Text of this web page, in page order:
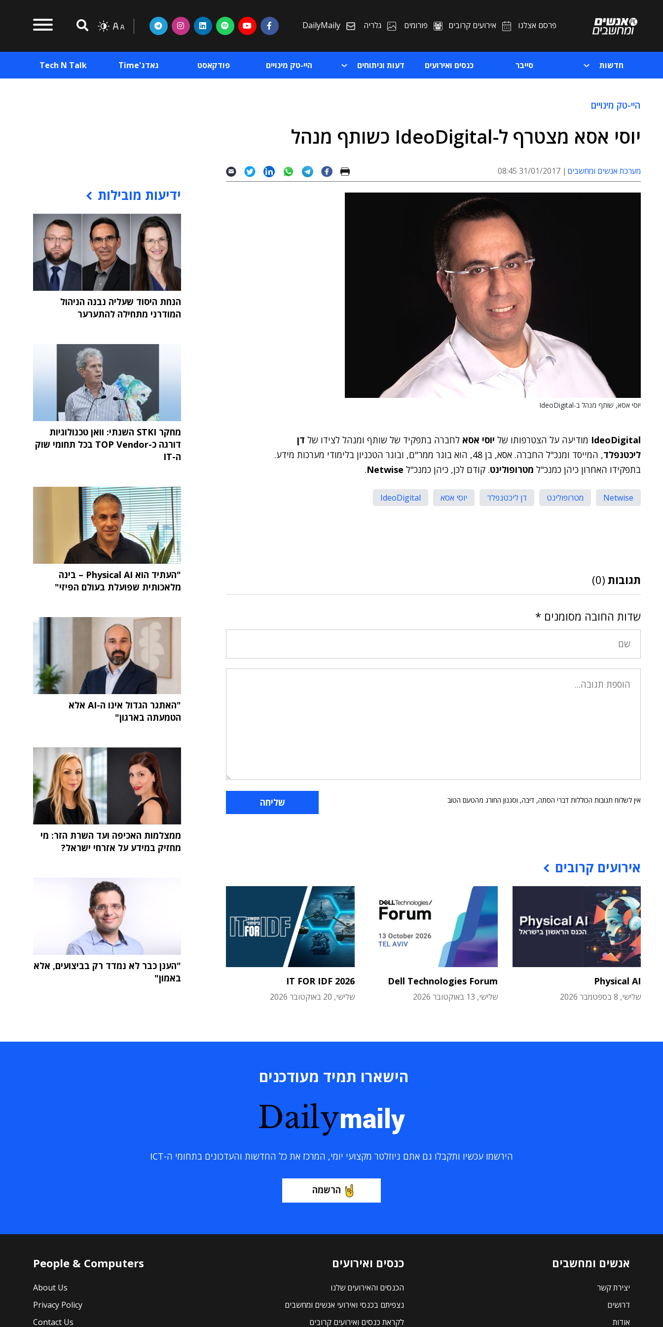
פרסם אצלנו אירועים קרובים פורומים גלריה DailyMaily
חדשות סייבר כנסים ואירועים דעות וניתוחים היי-טק מינויים פודקאסט גאדג'Time Tech N Talk
היי-טק מינויים
יוסי אסא מצטרף ל-IdeoDigital כשותף מנהל
מערכת אנשים ומחשבים 31/01/2017 08:45
יוסי אסא, שותף מנהל ב-IdeoDigital
IdeoDigital מודיעה על הצטרפותו של יוסי אסא לחברה בתפקיד של שותף ומנהל לצידו של דן
ליכטנפלד
, המייסד ומנכ"ל החברה. אסא, בן 48, הוא בוגר ממר"ם, ובוגר הטכניון בלימודי מערכות מידע.
בתפקידו האחרון כיהן כמנכ"ל מטרופולינט. קודם לכן, כיהן כמנכ"ל Netwise
.
Netwise מטרופולינט דן ליכטנפלד יוסי אסא IdeoDigital
תגובות (0)
שדות החובה מסומנים *
אין לשלוח תגובות הכוללות דברי הסתה, דיבה, וסגנון החורג מהטעם הטוב
אירועים קרובים
Physical AI
שלישי, 8 בספטמבר 2026
Dell Technologies Forum
שלישי, 13 באוקטובר 2026
IT FOR IDF 2026
שלישי, 20 באוקטובר 2026
ידיעות מובילות
הנחת היסוד שעליה נבנה הניהול
המודרני מתחילה להתערער
מחקר STKI השנתי: וואן טכנולוגיות
דורגה כ-TOP Vendor בכל תחומי שוק
ה-IT
"העתיד הוא Physical AI – בינה
מלאכותית שפועלת בעולם הפיזי"
"האתגר הגדול אינו ה-AI אלא
הטמעתה בארגון"
ממצלמות האכיפה ועד השרת הזר: מי
מחזיק במידע על אזרחי ישראל?
"הענן כבר לא נמדד רק בביצועים, אלא
באמון"
הישארו תמיד מעודכנים
Dailymaily
הירשמו עכשיו ותקבלו גם אתם ניוזלטר מקצועי יומי, המרכז את כל החדשות והעדכונים בתחומי ה-ICT
הרשמה
אנשים ומחשבים
יצירת קשר
דרושים
אודות
כנסים ואירועים
הכנסים והאירועים שלנו
נצפיתם בכנסי ואירועי אנשים ומחשבים
לקראת כנסים ואירועים קרובים
People & Computers
About Us
Privacy Policy
Contact Us